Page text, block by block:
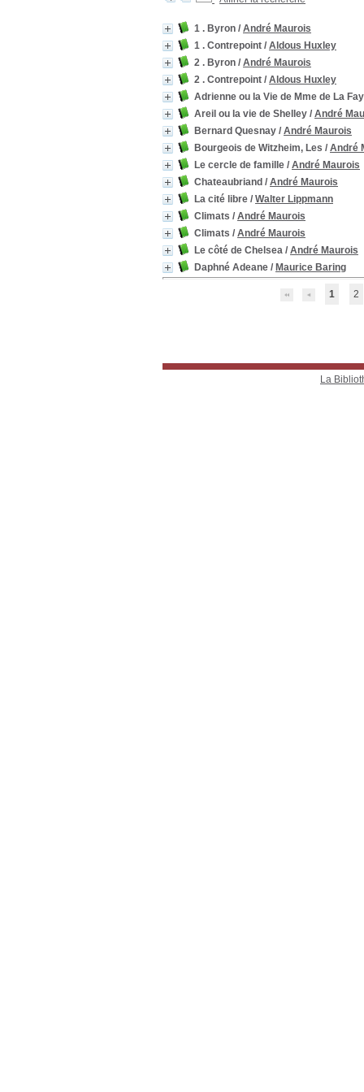
1 . Byron / André Maurois
1 . Contrepoint / Aldous Huxley
2 . Byron / André Maurois
2 . Contrepoint / Aldous Huxley
Adrienne ou la Vie de Mme de La
Areil ou la vie de Shelley / André
Bernard Quesnay / André Maurois
Bourgeois de Witzheim, Les / André
Le cercle de famille / André Maurois
Chateaubriand / André Maurois
La cité libre / Walter Lippmann
Climats / André Maurois
Climats / André Maurois
Le côté de Chelsea / André Maurois
Daphné Adeane / Maurice Baring
1 2
La